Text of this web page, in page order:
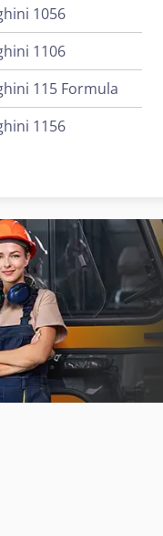
1056
1106
115 Formula
1156
135 Formula
1356